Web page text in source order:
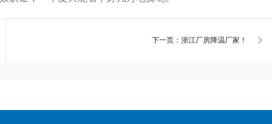
下一页：浙江厂房降温厂家！